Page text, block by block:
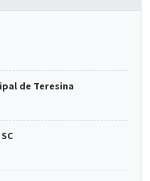
de Teresina